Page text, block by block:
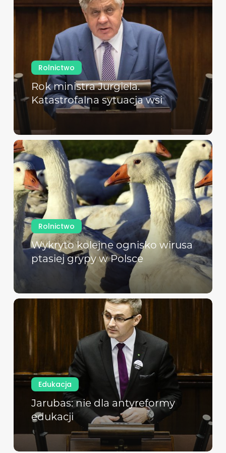
Rolnictwo
Rok ministra Jurgiela.
Katastrofalna sytuacja wsi
Rolnictwo
Wykryto kolejne ognisko wirusa
ptasiej grypy w Polsce
Edukacja
Jarubas: nie dla antyreformy
edukacji